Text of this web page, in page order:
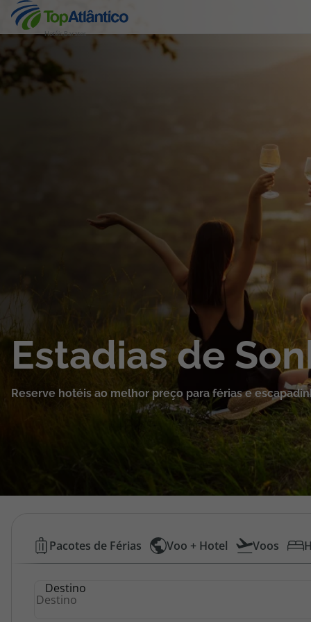
Hotéis Baratos
Destinos
Pacotes de Férias
Cruzeiros
Promoções
Área de Cliente
Estadias de
Reserve hotéis ao melhor preço para férias e
Hotéis
Baratos
Pacotes de Férias Voo + Hotel Voos
Destino